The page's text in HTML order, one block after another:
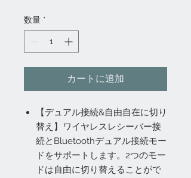
数量 *
カートに追加
【デュアル接続&自由自在に切り
替え】ワイヤレスレシーバー接
続とBluetoothデュアル接続モー
ドをサポートします。2つのモー
ドは自由に切り替えることがで